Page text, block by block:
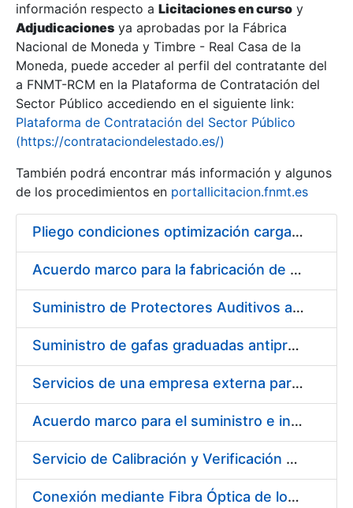
Mostrar/Ocultar
información respecto a Licitaciones en curso y
Adjudicaciones ya aprobadas por la Fábrica
Nacional de Moneda y Timbre - Real Casa de la
Moneda, puede acceder al perfil del contratante del
a FNMT-RCM en la Plataforma de Contratación del
Sector Público accediendo en el siguiente link:
Plataforma de Contratación del Sector Público
(https://contrataciondelestado.es/)
También podrá encontrar más información y algunos
de los procedimientos en portallicitacion.fnmt.es
Pliego condiciones optimización cargas compras firmado
Acuerdo marco para la fabricación de piezas
Suministro de Protectores Auditivos a medida para las personas trabajadoras de los Centros de Trabajo de Madrid y Burgos
Suministro de gafas graduadas antiproyecciones para los trabajadores de la FNMT-RCM en los centros de trabajo de Madrid y Burgos
Servicios de una empresa externa para el asesoramiento y resolución de los recursos de alzada que se presentan relacionados con procesos de selección para la FNMT-RCM
Acuerdo marco para el suministro e instalación de persianas, estores y otros complementos
Servicio de Calibración y Verificación Externa de los Equipos de Medición del Servicio de Prevención de la FNMT-RCM
Conexión mediante Fibra Óptica de los Centros de Proceso de Datos (CPDs) de las sedes de la FNMT-RCM de Burgos y Madrid